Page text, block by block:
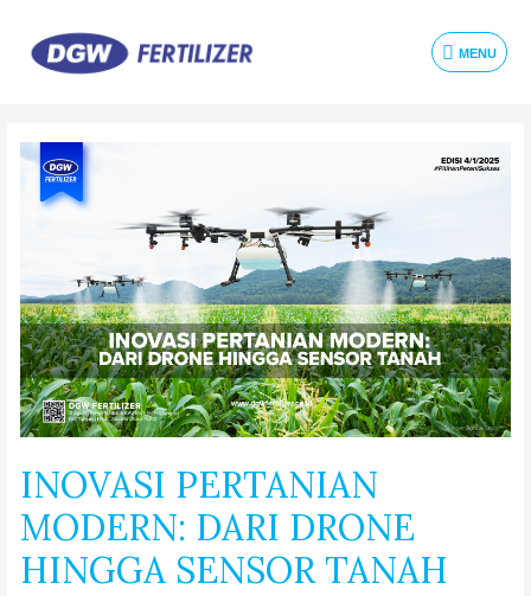
MENU
INOVASI PERTANIAN
MODERN: DARI DRONE
HINGGA SENSOR TANAH